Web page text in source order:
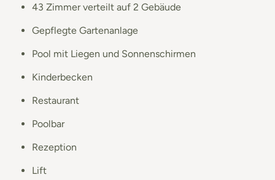
43 Zimmer verteilt auf 2 Gebäude
Gepflegte Gartenanlage
Pool mit Liegen und Sonnenschirmen
Kinderbecken
Restaurant
Poolbar
Rezeption
Lift